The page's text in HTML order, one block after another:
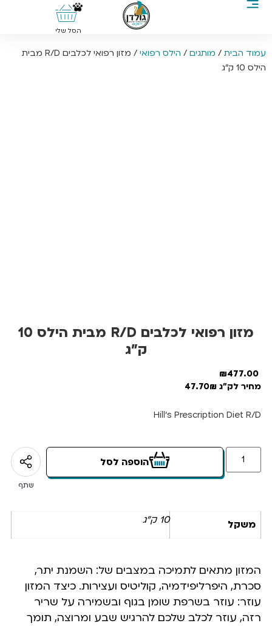
0
הסל שלי
עמוד הבית / מותגים / הילס רפואי
/ מזון רפואי לכלבים R/D מבית
הילס 10 ק”ג
מזון רפואי לכלבים R/D מבית הילס 10
ק”ג
477.00
₪
מחיר לק"ג 47.70₪
Hill’s Prescription Diet R/D
הוספה לסל
שתף
משקל 10 ק"ג
המזון מתאים לתמיכה במצבים של: השמנת יתר,
סכרת, היפרליפידמיה, קוליטיס ועצירות. כיצד המזון
עוזר: עוזר בשרפת שומן בגוף ובשמירה על שריר
רזה, עוזר לכלב שלכם להרגיש שבע ומרוצה, תומך